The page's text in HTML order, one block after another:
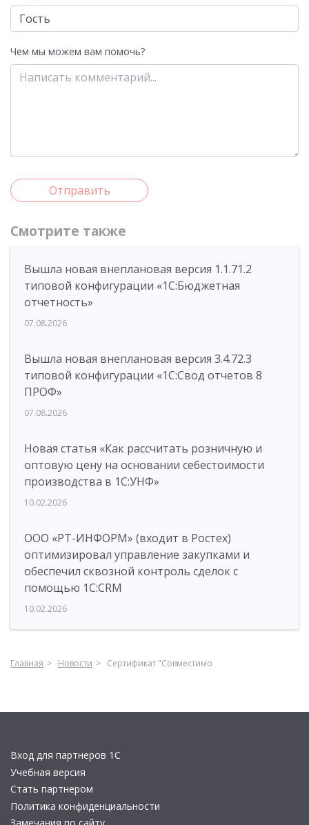
Чем мы можем вам помочь?
Отправить
Смотрите также
Вышла новая внеплановая версия 1.1.71.2
типовой конфигурации «1C:Бюджетная
отчетность»
07.08.2026
Вышла новая внеплановая версия 3.4.72.3
типовой конфигурации «1C:Свод отчетов 8
ПРОФ»
07.08.2026
Новая статья «Как рассчитать розничную и
оптовую цену на основании себестоимости
производства в 1С:УНФ»
10.02.2026
ООО «РТ-ИНФОРМ» (входит в Ростех)
оптимизировал управление закупками и
обеспечил сквозной контроль сделок с
помощью 1С:CRM
10.02.2026
Главная Новости Сертификат "Совместимо
Вход для партнеров 1С
Учебная версия
Стать партнером
Политика конфиденциальности